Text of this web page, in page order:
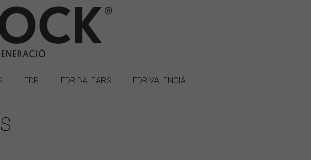
EDR EDR BALEARS EDR VALENCIÀ